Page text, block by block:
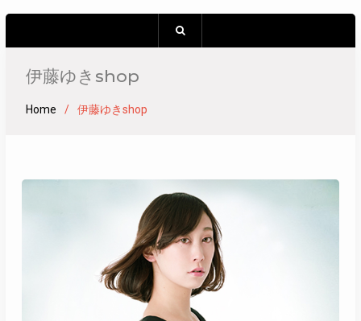
伊藤ゆきshop
Home 伊藤ゆきshop